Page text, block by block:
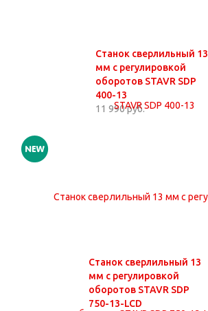
Станок сверлильный 13
мм с регулировкой
оборотов STAVR SDP
400-13
11 990 руб.
Станок сверлильный 13
мм с регулировкой
оборотов STAVR SDP
750-13-LCD